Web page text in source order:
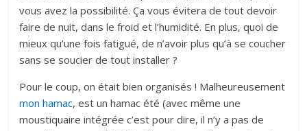
vous avez la possibilité. Ça vous évitera de tout devoir
faire de nuit, dans le froid et l’humidité. En plus, quoi de
mieux qu’une fois fatigué, de n’avoir plus qu’à se coucher
sans se soucier de tout installer ?
Pour le coup, on était bien organisés ! Malheureusement
mon hamac, est un hamac été (avec même une
moustiquaire intégrée c’est pour dire, il n’y a pas de